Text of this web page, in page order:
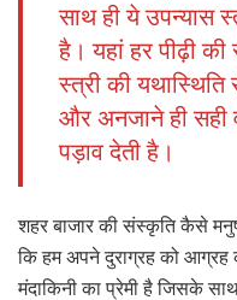
साथ ही ये उपन्यास
है। यहां हर पीढ़ी की
स्त्री की
और अनजाने ही सही
पड़ाव देती है।
शहर बाजार की संस्कृति कैसे
कि हम अपने दुराग्रह को
मंदाकिनी का प्रेमी है जिसके